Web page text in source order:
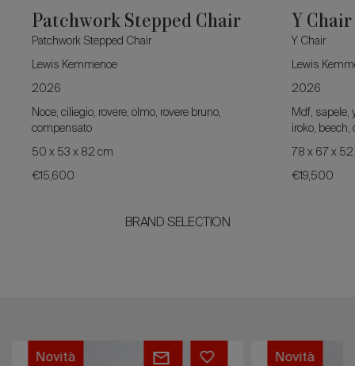
Patchwork Stepped Chair
Patchwork Stepped Chair
Lewis Kemmenoe
2026
Noce, ciliegio, rovere, olmo, rovere bruno,
compensato
50 x 53 x 82 cm
€15,600
Y Chair
Y Chair
Lewis
2026
Mdf, sapele,
iroko, beech,
78 x 67 x
€19,500
BRAND SELECTION
Bench
Novità
Coffee
Novità